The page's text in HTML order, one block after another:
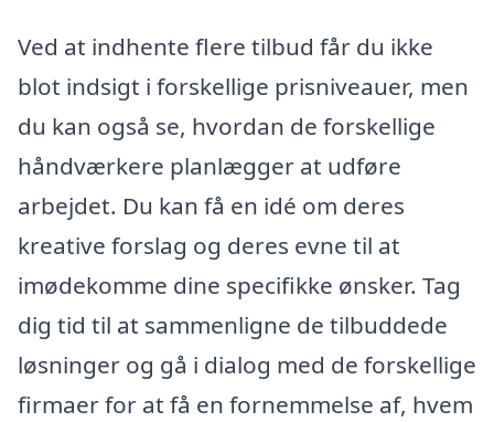
Ved at indhente flere tilbud får du ikke
blot indsigt i forskellige prisniveauer, men
du kan også se, hvordan de forskellige
håndværkere planlægger at udføre
arbejdet. Du kan få en idé om deres
kreative forslag og deres evne til at
imødekomme dine specifikke ønsker. Tag
dig tid til at sammenligne de tilbuddede
løsninger og gå i dialog med de forskellige
firmaer for at få en fornemmelse af, hvem